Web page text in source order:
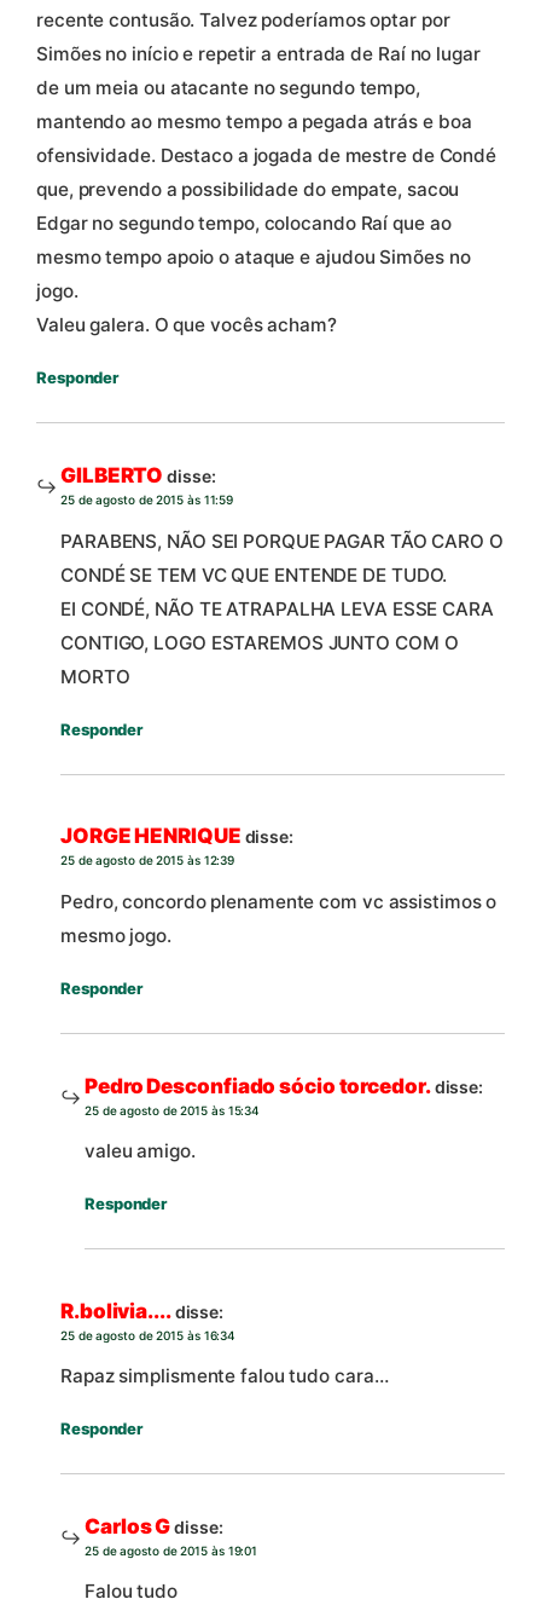
recente contusão. Talvez poderíamos optar por
Simões no início e repetir a entrada de Raí no lugar
de um meia ou atacante no segundo tempo,
mantendo ao mesmo tempo a pegada atrás e boa
ofensividade. Destaco a jogada de mestre de Condé
que, prevendo a possibilidade do empate, sacou
Edgar no segundo tempo, colocando Raí que ao
mesmo tempo apoio o ataque e ajudou Simões no
jogo.
Valeu galera. O que vocês acham?
Responder
GILBERTO disse:
25 de agosto de 2015 às 11:59
PARABENS, NÃO SEI PORQUE PAGAR TÃO CARO O
CONDÉ SE TEM VC QUE ENTENDE DE TUDO.
EI CONDÉ, NÃO TE ATRAPALHA LEVA ESSE CARA
CONTIGO, LOGO ESTAREMOS JUNTO COM O
MORTO
Responder
JORGE HENRIQUE disse:
25 de agosto de 2015 às 12:39
Pedro, concordo plenamente com vc assistimos o
mesmo jogo.
Responder
Pedro Desconfiado sócio torcedor.disse:
25 de agosto de 2015 às 15:34
valeu amigo.
Responder
R.bolivia....disse:
25 de agosto de 2015 às 16:34
Rapaz simplismente falou tudo cara…
Responder
Carlos Gdisse:
25 de agosto de 2015 às 19:01
Falou tudo